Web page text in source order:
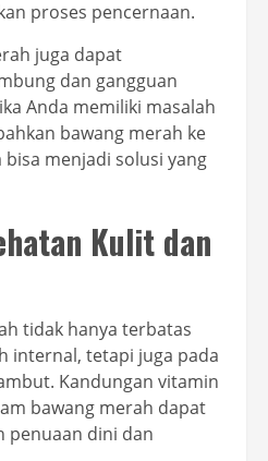
proses pencernaan.
juga dapat
dan gangguan
Anda memiliki masalah
bawang merah ke
menjadi solusi yang
Kulit dan
tidak hanya terbatas
internal, tetapi juga pada
Kandungan vitamin
bawang merah dapat
penuaan dini dan